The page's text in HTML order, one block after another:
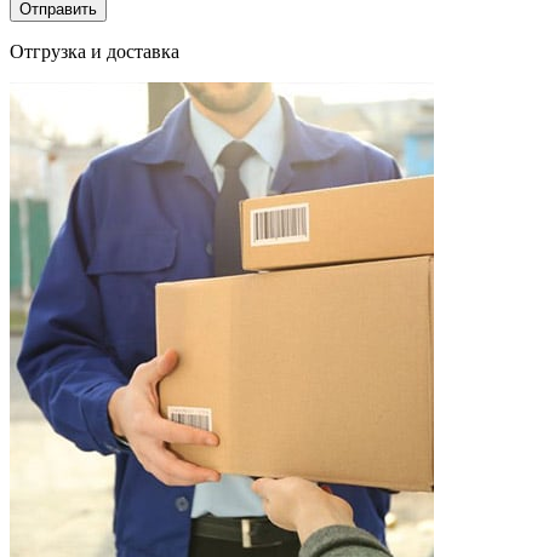
Отгрузка и доставка